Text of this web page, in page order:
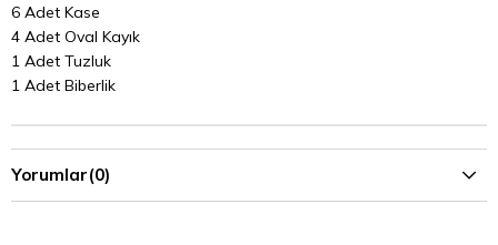
6 Adet Kase
4 Adet Oval Kayık
1 Adet Tuzluk
1 Adet Biberlik
Yorumlar(0)